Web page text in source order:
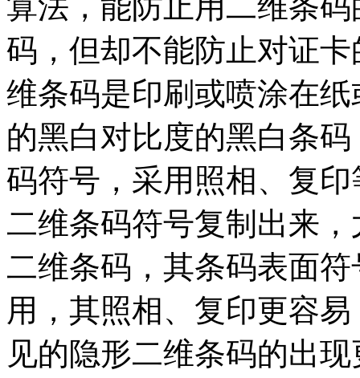
码，但却不能防止对证
维条码是印刷或喷涂在
的黑白对比度的黑白条
码符号，采用照相、复
二维条码符号复制出来
二维条码，其条码表面
用，其照相、复印更容
见的隐形二维条码的出